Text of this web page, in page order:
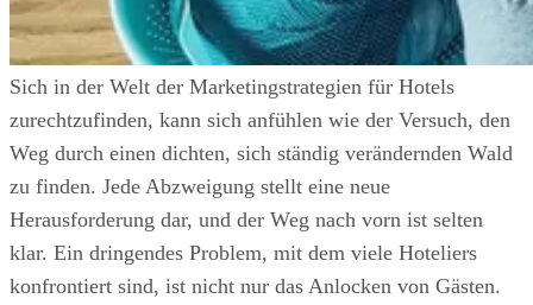
Sich in der Welt der Marketingstrategien für Hotels
zurechtzufinden, kann sich anfühlen wie der Versuch, den
Weg durch einen dichten, sich ständig verändernden Wald
zu finden. Jede Abzweigung stellt eine neue
Herausforderung dar, und der Weg nach vorn ist selten
klar. Ein dringendes Problem, mit dem viele Hoteliers
konfrontiert sind, ist nicht nur das Anlocken von Gästen.